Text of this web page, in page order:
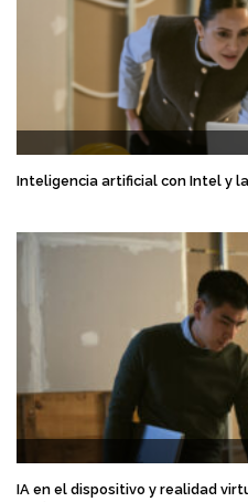
Inteligencia artificial con Intel y
IA en el dispositivo y realidad